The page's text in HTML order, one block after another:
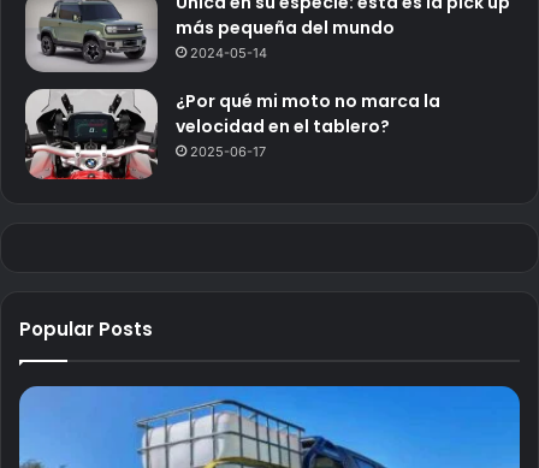
más pequeña del mundo
2024-05-14
¿Por qué mi moto no marca la
velocidad en el tablero?
2025-06-17
Popular Posts